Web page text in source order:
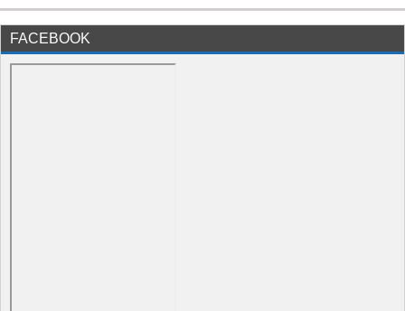
FACEBOOK